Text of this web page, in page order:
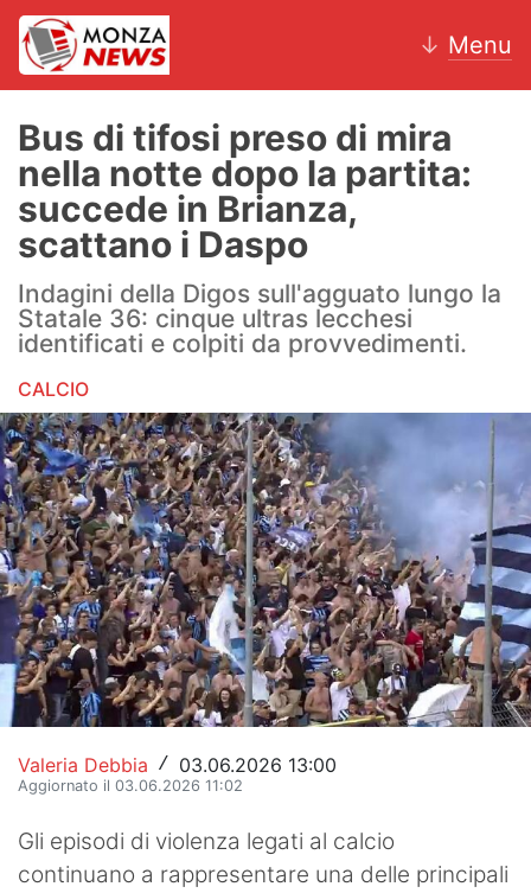
↓ Menu
News
AC Monza
Calcio
Motori
Volley
Hockey
Altri sport
Hockey
Pallanuoto
Pallamano
Altre
News
Turismo
Eventi
Bus di tifosi preso di mira
nella notte dopo la partita:
succede in Brianza,
scattano i Daspo
Indagini della Digos sull'agguato lungo la
Statale 36: cinque ultras lecchesi
identificati e colpiti da provvedimenti.
CALCIO
Valeria Debbia / 03.06.2026 13:00
Aggiornato il 03.06.2026 11:02
Gli episodi di violenza legati al calcio
continuano a rappresentare una delle principali